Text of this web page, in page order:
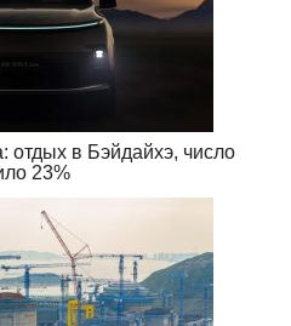
отдых в Бэйдайхэ, число
23%